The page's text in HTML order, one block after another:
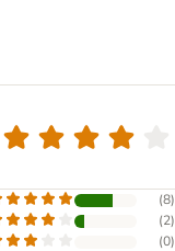
(8)
(2)
(0)